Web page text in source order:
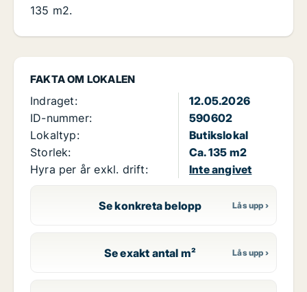
FAKTA OM LOKALEN
Indraget:
12.05.2026
ID-nummer:
590602
Lokaltyp:
Butikslokal
Storlek:
Ca. 135 m2
Hyra per år exkl. drift:
Inte angivet
Se konkreta belopp
Se exakt antal m²
135 m2.